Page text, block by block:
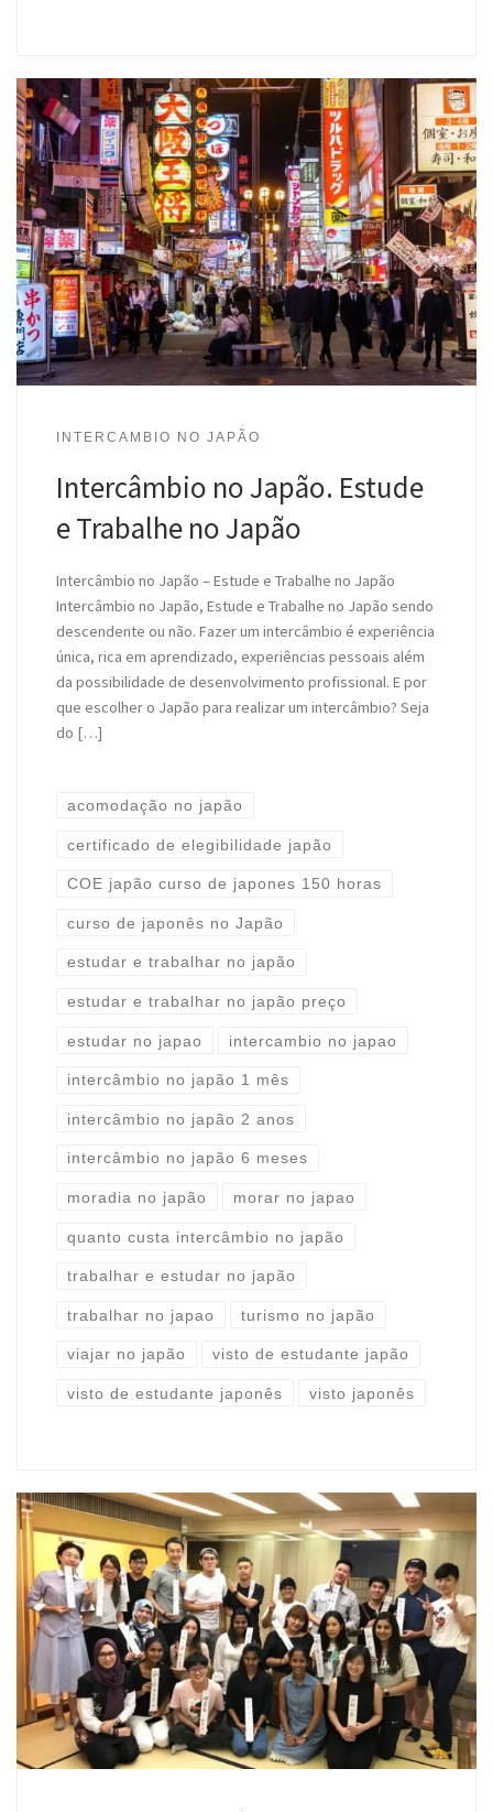
INTERCAMBIO NO JAPÃO
Intercâmbio no Japão. Estude
e Trabalhe no Japão
Intercâmbio no Japão – Estude e Trabalhe no Japão
Intercâmbio no Japão, Estude e Trabalhe no Japão sendo
descendente ou não. Fazer um intercâmbio é experiência
única, rica em aprendizado, experiências pessoais além
da possibilidade de desenvolvimento profissional. E por
que escolher o Japão para realizar um intercâmbio? Seja
do […]
acomodação no japão
certificado de elegibilidade japão
COE japão curso de japones 150 horas
curso de japonês no Japão
estudar e trabalhar no japão
estudar e trabalhar no japão preço
estudar no japao intercambio no japao
intercâmbio no japão 1 mês
intercâmbio no japão 2 anos
intercâmbio no japão 6 meses
moradia no japão morar no japao
quanto custa intercâmbio no japão
trabalhar e estudar no japão
trabalhar no japao turismo no japão
viajar no japão visto de estudante japão
visto de estudante japonês visto japonês